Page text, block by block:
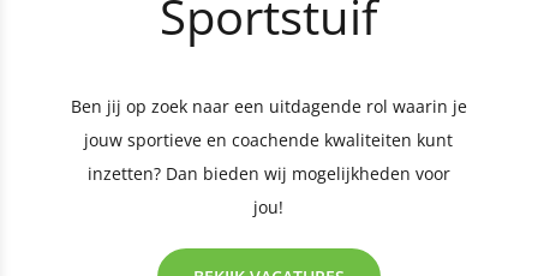
Sportstuif
Ben jij op zoek naar een uitdagende rol waarin je
jouw sportieve en coachende kwaliteiten kunt
inzetten? Dan bieden wij mogelijkheden voor
jou!